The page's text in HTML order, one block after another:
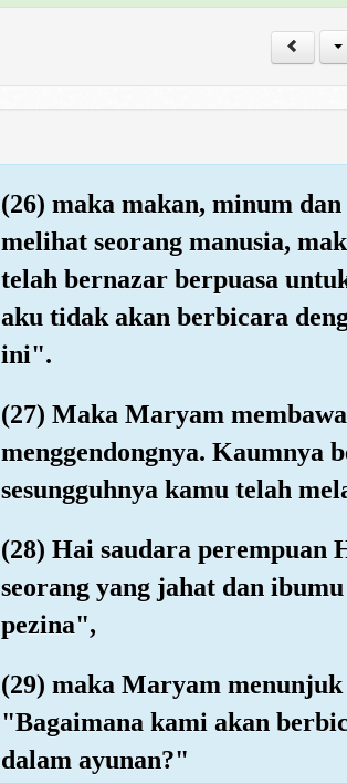
(26) maka makan, minum
melihat seorang manusia,
telah bernazar berpuasa
aku tidak akan berbicara
ini".
(27) Maka Maryam
menggendongnya.
sesungguhnya kamu telah
(28) Hai saudara perempuan
seorang yang jahat dan
pezina",
(29) maka Maryam
"Bagaimana kami akan
dalam ayunan?"